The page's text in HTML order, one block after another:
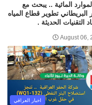
المائية .. يبحث مع
البريطاني تطوير قطاع المياه
التقنيات الحديثة .
August 06,
اخبار العراقي